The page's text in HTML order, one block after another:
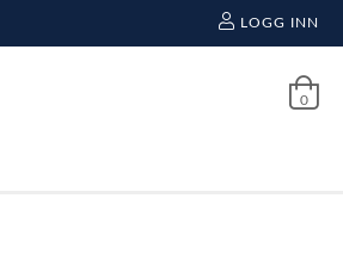
LOGG INN
0